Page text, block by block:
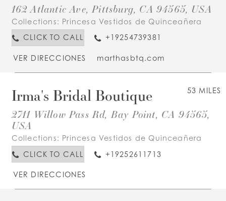
162 Atlantic Ave, Pittsburg, CA 94565, USA
Collections: Princesa Vestidos de Quinceañera
CLICK TO CALL
+19254739381
VER DIRECCIONES marthasbtq.com
53 MILES
Irma's Bridal Boutique
2711 Willow Pass Rd, Bay Point, CA 94565,
USA
Collections: Princesa Vestidos de Quinceañera
CLICK TO CALL
+19252611713
VER DIRECCIONES